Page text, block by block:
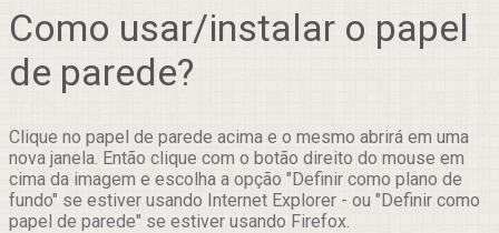
Como usar/instalar o papel
de parede?
Clique no papel de parede acima e o mesmo abrirá em uma
nova janela. Então clique com o botão direito do mouse em
cima da imagem e escolha a opção "Definir como plano de
fundo" se estiver usando Internet Explorer - ou "Definir como
papel de parede" se estiver usando Firefox.